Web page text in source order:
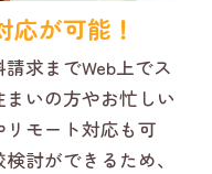
応が可能！
求までWeb上でス
いの方やお忙しい
モート対応も可
討ができるため、